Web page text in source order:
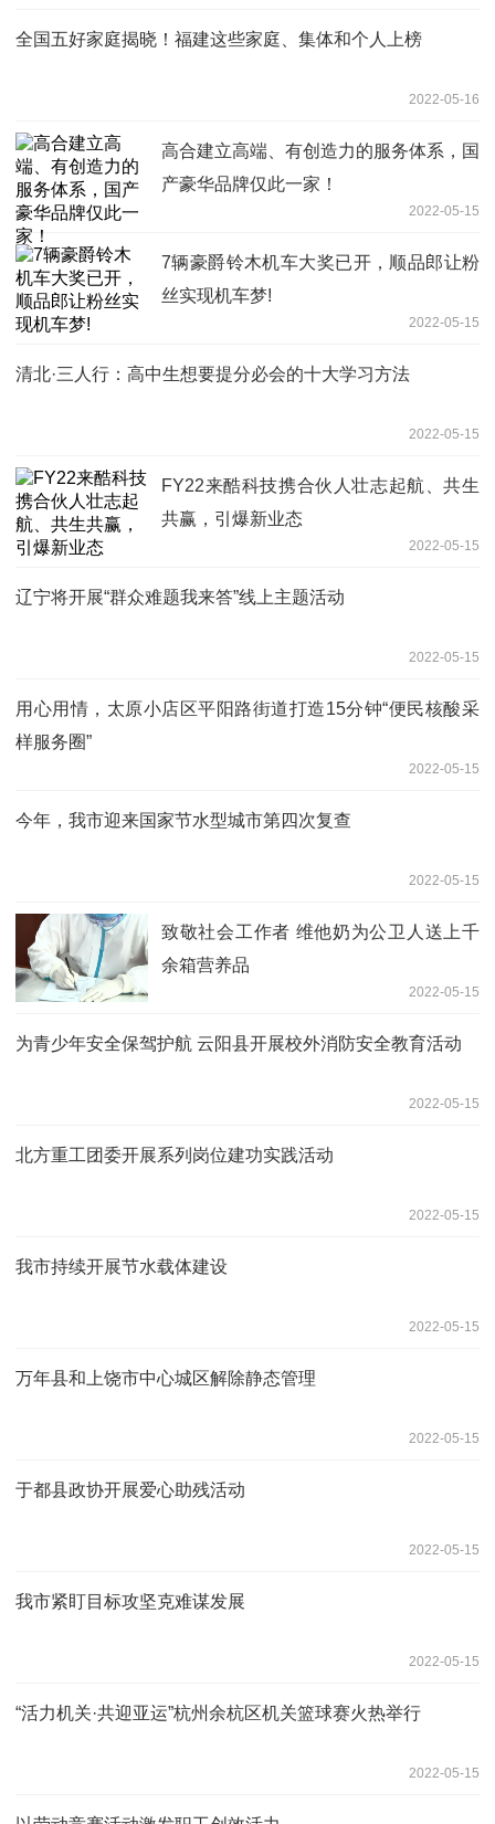
全国五好家庭揭晓！福建这些家庭、集体和个人上榜
2022-05-16
高合建立高端、有创造力的服务体系，国
产豪华品牌仅此一家！
2022-05-15
7辆豪爵铃木机车大奖已开，顺品郎让粉
丝实现机车梦!
2022-05-15
清北·三人行：高中生想要提分必会的十大学习方法
2022-05-15
FY22来酷科技携合伙人壮志起航、共生
共赢，引爆新业态
2022-05-15
辽宁将开展“群众难题我来答”线上主题活动
2022-05-15
用心用情，太原小店区平阳路街道打造15分钟“便民核酸采
样服务圈”
2022-05-15
今年，我市迎来国家节水型城市第四次复查
2022-05-15
致敬社会工作者 维他奶为公卫人送上千
余箱营养品
2022-05-15
为青少年安全保驾护航 云阳县开展校外消防安全教育活动
2022-05-15
北方重工团委开展系列岗位建功实践活动
2022-05-15
我市持续开展节水载体建设
2022-05-15
万年县和上饶市中心城区解除静态管理
2022-05-15
于都县政协开展爱心助残活动
2022-05-15
我市紧盯目标攻坚克难谋发展
2022-05-15
“活力机关·共迎亚运”杭州余杭区机关篮球赛火热举行
2022-05-15